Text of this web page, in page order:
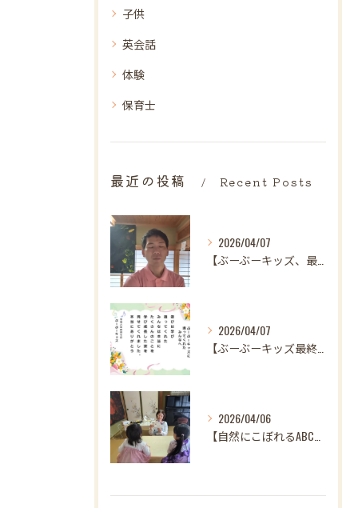
子供
英会話
体験
保育士
最近の投稿 Recent Posts
2026/04/07
2026/04/07
2026/04/06